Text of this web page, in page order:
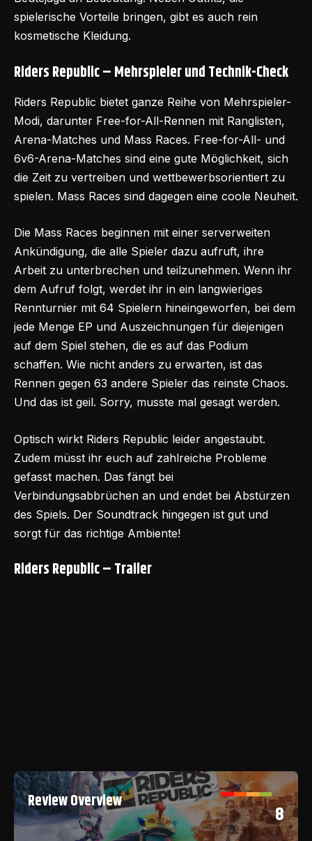
spielerische Vorteile bringen, gibt es auch rein
kosmetische Kleidung.
Riders Republic – Mehrspieler und Technik-Check
Riders Republic bietet ganze Reihe von Mehrspieler-
Modi, darunter Free-for-All-Rennen mit Ranglisten,
Arena-Matches und Mass Races. Free-for-All- und
6v6-Arena-Matches sind eine gute Möglichkeit, sich
die Zeit zu vertreiben und wettbewerbsorientiert zu
spielen. Mass Races sind dagegen eine coole Neuheit.
Die Mass Races beginnen mit einer serverweiten
Ankündigung, die alle Spieler dazu aufruft, ihre
Arbeit zu unterbrechen und teilzunehmen. Wenn ihr
dem Aufruf folgt, werdet ihr in ein langwieriges
Rennturnier mit 64 Spielern hineingeworfen, bei dem
jede Menge EP und Auszeichnungen für diejenigen
auf dem Spiel stehen, die es auf das Podium
schaffen. Wie nicht anders zu erwarten, ist das
Rennen gegen 63 andere Spieler das reinste Chaos.
Und das ist geil. Sorry, musste mal gesagt werden.
Optisch wirkt Riders Republic leider angestaubt.
Zudem müsst ihr euch auf zahlreiche Probleme
gefasst machen. Das fängt bei
Verbindungsabbrüchen an und endet bei Abstürzen
des Spiels. Der Soundtrack hingegen ist gut und
sorgt für das richtige Ambiente!
Riders Republic – Trailer
Review Overview 8